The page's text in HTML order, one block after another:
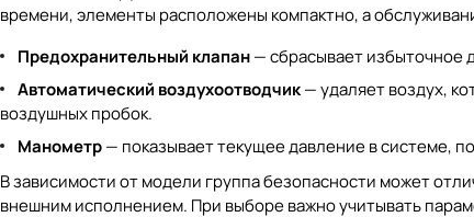
времени, элементы расположены компактно, а
Предохранительный клапан— сбрасывает избыточное
Автоматический воздухоотводчик— удаляет воздух,
воздушных пробок.
Манометр— показывает текущее давление в системе,
В зависимости от модели группа безопасности может
внешним исполнением. При выборе важно учитывать